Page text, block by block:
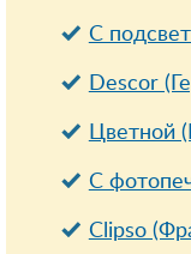
С
Descor
Цветной
С
Clipso